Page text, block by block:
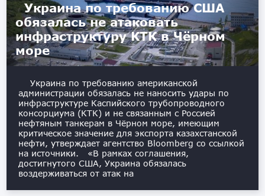
Украина по требованию США
обязалась не атаковать
инфраструктуру КТК в Чёрном
море
Украина по требованию американской
администрации обязалась не наносить удары по
инфраструктуре Каспийского трубопроводного
консорциума (КТК) и не связанным с Россией
нефтяным танкерам в Чёрном море, имеющим
критическое значение для экспорта казахстанской
нефти, утверждает агентство Bloomberg со ссылкой
на источники. «В рамках соглашения,
достигнутого США, Украина обязалась
воздерживаться от атак на